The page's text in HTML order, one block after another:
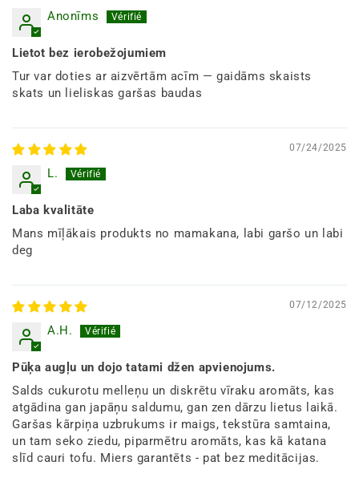
Anonīms
Lietot bez ierobežojumiem
Tur var doties ar aizvērtām acīm — gaidāms skaists
skats un lieliskas garšas baudas
07/24/2025
L.
Laba kvalitāte
Mans mīļākais produkts no mamakana, labi garšo un labi
deg
07/12/2025
A.H.
Pūķa augļu un dojo tatami džen apvienojums.
Salds cukurotu melleņu un diskrētu vīraku aromāts, kas
atgādina gan japāņu saldumu, gan zen dārzu lietus laikā.
Garšas kārpiņa uzbrukums ir maigs, tekstūra samtaina,
un tam seko ziedu, piparmētru aromāts, kas kā katana
slīd cauri tofu. Miers garantēts - pat bez meditācijas.